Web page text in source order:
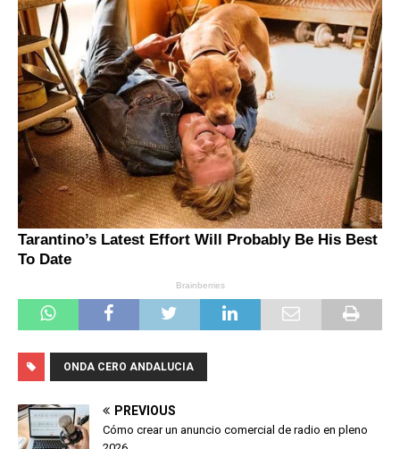
ONDA CERO ANDALUCIA
PREVIOUS
Cómo crear un anuncio comercial de radio en pleno